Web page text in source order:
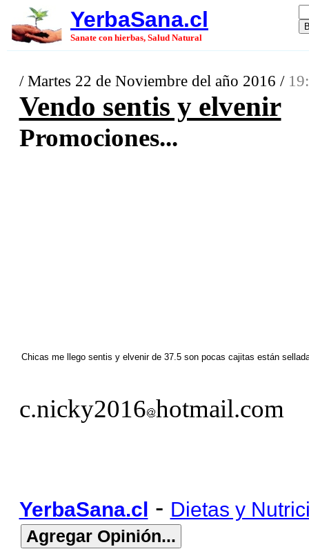
YerbaSana.cl
Sanate con hierbas, Salud Natural
/ Martes 22 de Noviembre del año 2016 /
Vendo sentis y elvenir
Promociones...
Chicas me llego sentis y elvenir de 37.5 son pocas cajitas están
c.nicky2016 hotmail.com
YerbaSana.cl - Dietas y